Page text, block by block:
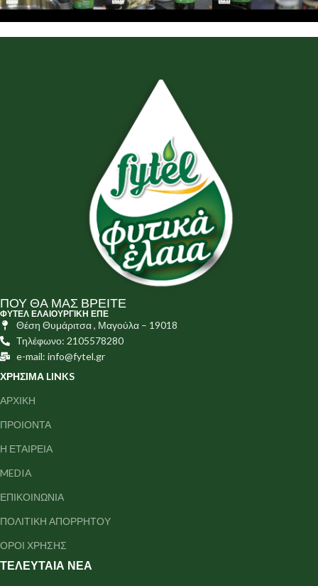
ΠΟΥ ΘΑ ΜΑΣ ΒΡΕΙΤΕ
ΦΥΤΕΛ ΕΛΑΙΟΥΡΓΙΚΗ ΕΠΕ
Θέση Θυμάριτσα , Μαγούλα – 19018
Τηλέφωνο: 2105578280
e-mail: info@fytel.gr
ΧΡΗΣΙΜΑ LINKS
ΑΡΧΙΚΗ
ΠΡΟΙΟΝΤΑ
Η ΕΤΑΙΡΕΙΑ
MEDIA
ΕΠΙΚΟΙΝΩΝΙΑ
ΠΟΛΙΤΙΚΗ ΑΠΟΡΡΗΤΟΥ
ΟΡΟΙ ΧΡΗΣΗΣ
ΤΕΛΕΥΤΑΙΑ ΝΕΑ